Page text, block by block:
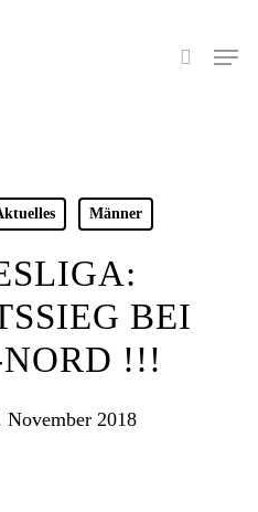
search
Menu
Männer
BEI
!!!
November 2018